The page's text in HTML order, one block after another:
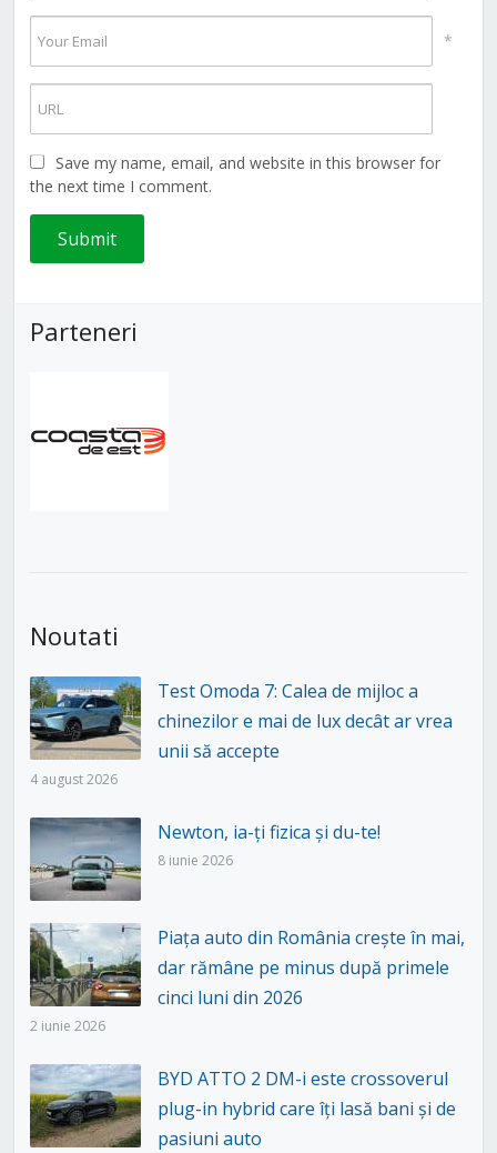
*
Save my name, email, and website in this browser for
the next time I comment.
Parteneri
Noutati
Test Omoda 7: Calea de mijloc a
chinezilor e mai de lux decât ar vrea
unii să accepte
4 august 2026
Newton, ia-ți fizica și du-te!
8 iunie 2026
Piața auto din România crește în mai,
dar rămâne pe minus după primele
cinci luni din 2026
2 iunie 2026
BYD ATTO 2 DM-i este crossoverul
plug-in hybrid care îți lasă bani și de
pasiuni auto